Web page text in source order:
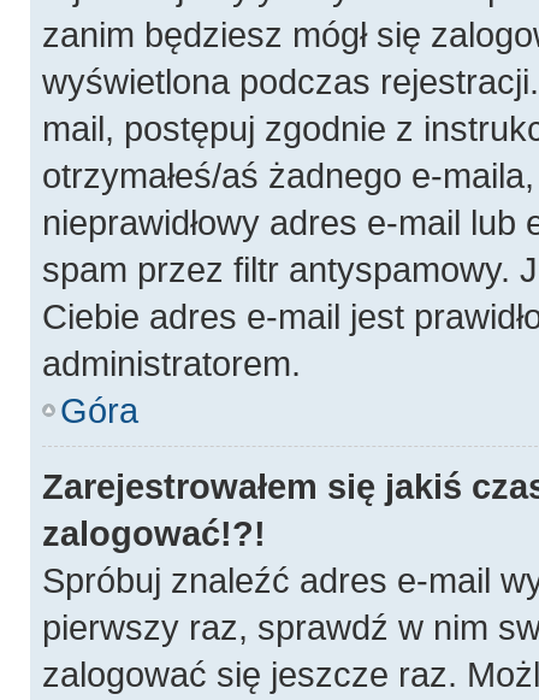
zanim będziesz mógł się
wyświetlona podczas
mail, postępuj zgodnie z
otrzymałeś/aś żadnego e-
nieprawidłowy adres e-mail lub
spam przez filtr antyspamowy.
Ciebie adres e-mail jest
administratorem.
Góra
Zarejestrowałem się jakiś
zalogować!?!
Spróbuj znaleźć adres e-mail
pierwszy raz, sprawdź w nim
zalogować się jeszcze raz.